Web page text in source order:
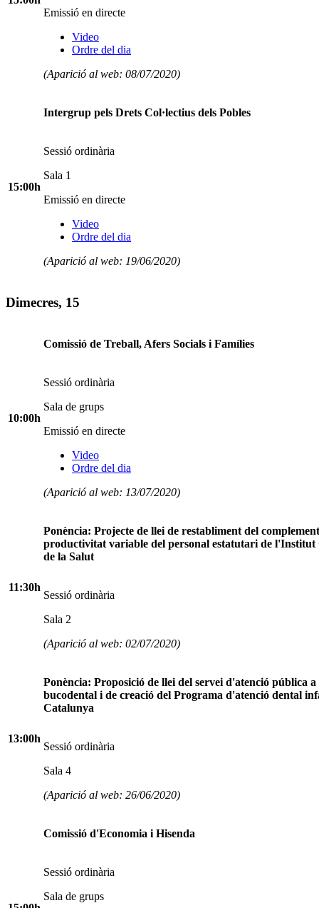
Emissió en directe
Video
Ordre del dia
(Aparició al web: 08/07/2020)
15:00h
Intergrup pels Drets Col·lectius dels Pobles
Sessió ordinària
Sala 1
Emissió en directe
Video
Ordre del dia
(Aparició al web: 19/06/2020)
Dimecres, 15
10:00h
Comissió de Treball, Afers Socials i Famílies
Sessió ordinària
Sala de grups
Emissió en directe
Video
Ordre del dia
(Aparició al web: 13/07/2020)
11:30h
Ponència: Projecte de llei de restabliment del
productivitat variable del personal estatutari de l'Institut
de la Salut
Sessió ordinària
Sala 2
(Aparició al web: 02/07/2020)
13:00h
Ponència: Proposició de llei del servei d'atenció pública a
bucodental i de creació del Programa d'atenció dental
Catalunya
Sessió ordinària
Sala 4
(Aparició al web: 26/06/2020)
Comissió d'Economia i Hisenda
Sessió ordinària
Sala de grups